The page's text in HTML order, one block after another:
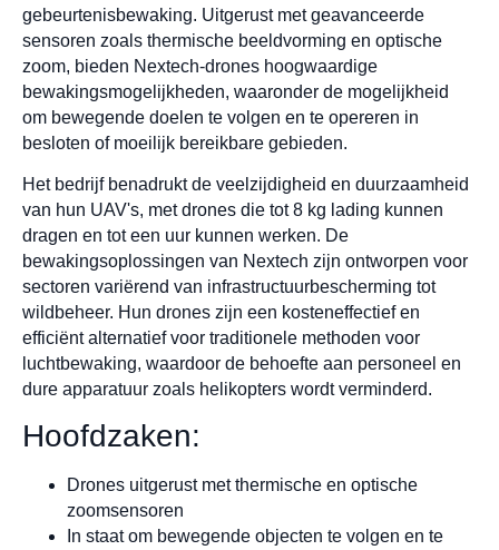
gebeurtenisbewaking. Uitgerust met geavanceerde
sensoren zoals thermische beeldvorming en optische
zoom, bieden Nextech-drones hoogwaardige
bewakingsmogelijkheden, waaronder de mogelijkheid
om bewegende doelen te volgen en te opereren in
besloten of moeilijk bereikbare gebieden.
Het bedrijf benadrukt de veelzijdigheid en duurzaamheid
van hun UAV's, met drones die tot 8 kg lading kunnen
dragen en tot een uur kunnen werken. De
bewakingsoplossingen van Nextech zijn ontworpen voor
sectoren variërend van infrastructuurbescherming tot
wildbeheer. Hun drones zijn een kosteneffectief en
efficiënt alternatief voor traditionele methoden voor
luchtbewaking, waardoor de behoefte aan personeel en
dure apparatuur zoals helikopters wordt verminderd.
Hoofdzaken:
Drones uitgerust met thermische en optische
zoomsensoren
In staat om bewegende objecten te volgen en te